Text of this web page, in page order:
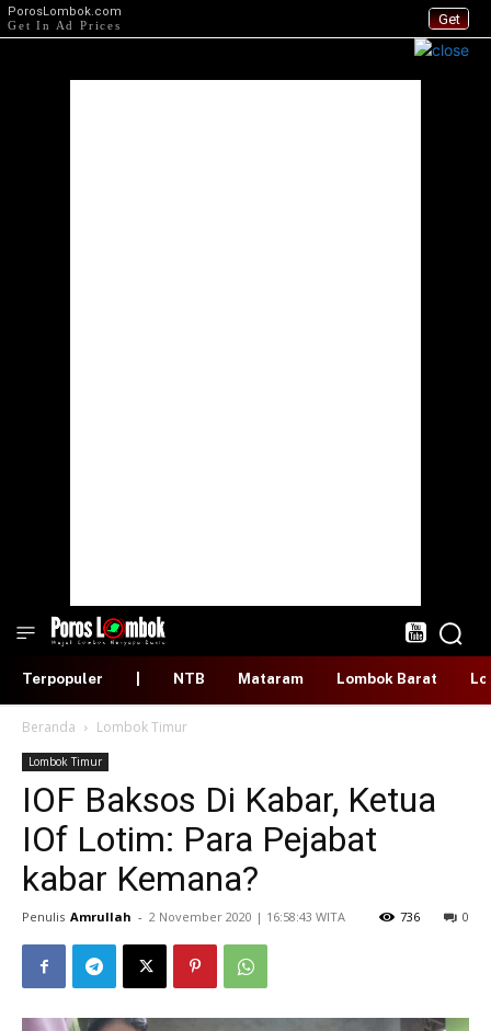
Get
PorosLombok.com
Get In Ad Prices
Terpopuler NTB Mataram Lombok Barat
Beranda Lombok Timur
Lombok Timur
IOF Baksos Di Kabar, Ketua
IOf Lotim: Para Pejabat
kabar Kemana?
Penulis Amrullah - ​2 November 2020 | 16:58:43 WITA 0
736